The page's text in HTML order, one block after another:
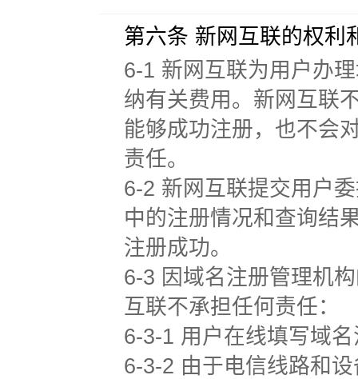
第六条 新网互联的权利
6-1 新网互联为用户办
纳有关费用。新网互联
能够成功注册，也不会
责任。
6-2 新网互联提交用户
中的注册情况和查询结
注册成功。
6-3 因域名注册管理机
互联不承担任何责任：
6-3-1 用户在线填写域
6-3-2 由于电信线路和